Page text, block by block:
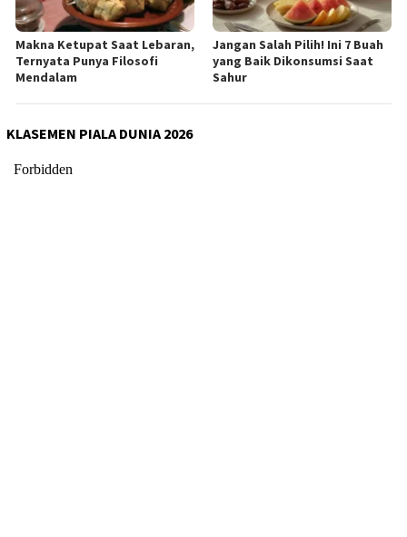
Makna Ketupat Saat Lebaran,
Ternyata Punya Filosofi
Mendalam
Jangan Salah Pilih! Ini 7 Buah
yang Baik Dikonsumsi Saat
Sahur
KLASEMEN PIALA DUNIA 2026